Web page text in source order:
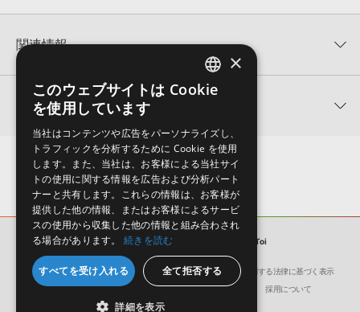
有償版の歌声データベースの場合、エディターソフト「Synthesizer
V Studio 2 Pro(機能制限版)」を使用することで単体でもご利用可能
ですが、「Synthesizer V Studio 2 Pro」をお使いいただくとさらに
表現の幅が豊かになり、歌声データベースを最大限にご利用いただけ
ます。
「Synthesizer V Studio 2 Pro」について詳しくは
AHS)
をご確認ください。
Synthesizer V 1と2に関する詳しい機能の違いは機能比較表をご覧く
ださい。
これにより、より的確なリテイクが可能です。
Synthesizer V Studio 2 Proでは新たに音素タイミングパネルを実装
しました。
これにより音素のタイミング調整をより簡潔で素早く行えるようにな
ります。
高速化
Synthesizer V Studio 2 Proではマルチコア対応を最適化し、処理速
度が大幅に向上しました。前作と比べて圧倒的にスムーズな動作を実
現しています。
ボーカルススタイル
歌い方の特徴が切り替えられるボーカルスタイル機能を搭載していま
す。
Synthesizer V Studio 2 Proではボーカルスタイルを選んだりただ混
macOS 11 Big Sur (Intel CPU)
macOS 11 Big Sur (ARM)
macOS 12 Monterey (ARM)
macOS 13 Ventura (Intel CPU)
macOS 13 Ventura (ARM)
macOS 14 Sonoma (Intel CPU)
macOS 14 Sonoma (ARM)
macOS 15 Sequoia (Intel CPU)
★5
★2
★1
0%
レビューをもっと見る »
導入を行って下さい。
ダウンロード製品という性質上、一切の返品・返金はお受け付け致しかねます。
関連情報
AHS 製品一覧
関連製品
やさしくのびやかな女性歌声デ
マイルドでふくよかな歌声が特
ソフト音源 Synthesizer V 2 AI Toi
会社概要 環境保護（CSR）への取り組み
特定商取引に関する法律に基づく表示
サイト動作環境
利用規約 個人情報の保護について 採用について
ENGLISH
×
このウェブサイトは Cookie
を使用しています
当社はコンテンツや広告をパーソナライズし、
トラフィックを分析するために Cookie を使用
します。また、当社は、お客様による当社サイ
トの使用に関する情報を広告および分析パート
ナーと共有します。これらの情報は、お客様が
提供した他の情報、またはお客様によるサービ
スの使用から収集した他の情報と組み合わされ
る場合があります。
続きを読む
すべてを受け入れる 全て拒否する
詳細を表示